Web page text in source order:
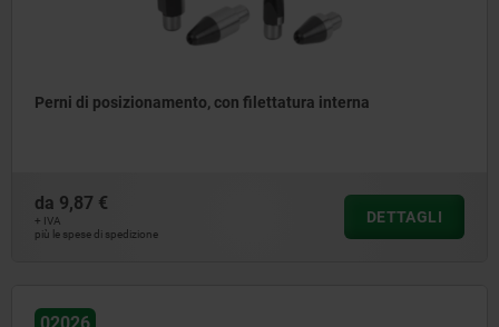
Perni di posizionamento, con filettatura interna
da 9,87 €
+ IVA
più le spese di spedizione
DETTAGLI